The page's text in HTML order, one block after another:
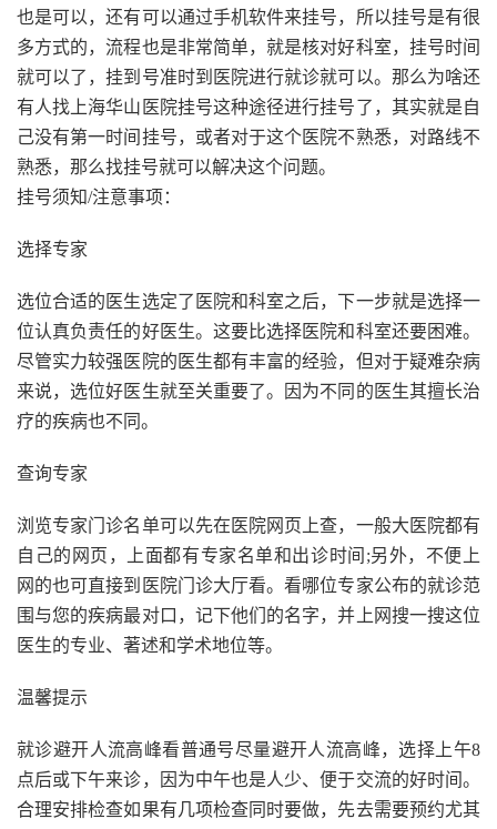
也是可以，还有可以通过手机软件来挂号，所以挂号是有很
多方式的，流程也是非常简单，就是核对好科室，挂号时间
就可以了，挂到号准时到医院进行就诊就可以。那么为啥还
有人找上海华山医院挂号这种途径进行挂号了，其实就是自
己没有第一时间挂号，或者对于这个医院不熟悉，对路线不
熟悉，那么找挂号就可以解决这个问题。
挂号须知/注意事项：
选择专家
选位合适的医生选定了医院和科室之后，下一步就是选择一
位认真负责任的好医生。这要比选择医院和科室还要困难。
尽管实力较强医院的医生都有丰富的经验，但对于疑难杂病
来说，选位好医生就至关重要了。因为不同的医生其擅长治
疗的疾病也不同。
查询专家
浏览专家门诊名单可以先在医院网页上查，一般大医院都有
自己的网页，上面都有专家名单和出诊时间;另外，不便上
网的也可直接到医院门诊大厅看。看哪位专家公布的就诊范
围与您的疾病最对口，记下他们的名字，并上网搜一搜这位
医生的专业、著述和学术地位等。
温馨提示
就诊避开人流高峰看普通号尽量避开人流高峰，选择上午8
点后或下午来诊，因为中午也是人少、便于交流的好时间。
合理安排检查如果有几项检查同时要做，先去需要预约尤其